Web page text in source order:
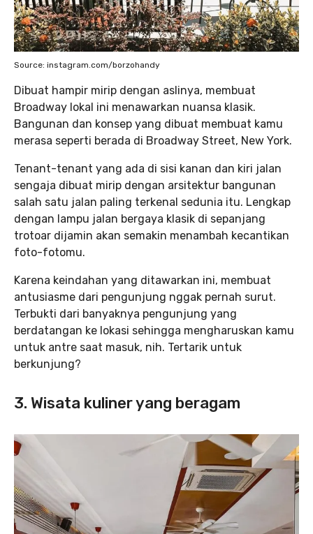
Source: instagram.com/borzohandy
Dibuat hampir mirip dengan aslinya, membuat
Broadway lokal ini menawarkan nuansa klasik.
Bangunan dan konsep yang dibuat membuat kamu
merasa seperti berada di Broadway Street, New York.
Tenant-tenant yang ada di sisi kanan dan kiri jalan
sengaja dibuat mirip dengan arsitektur bangunan
salah satu jalan paling terkenal sedunia itu. Lengkap
dengan lampu jalan bergaya klasik di sepanjang
trotoar dijamin akan semakin menambah kecantikan
foto-fotomu.
Karena keindahan yang ditawarkan ini, membuat
antusiasme dari pengunjung nggak pernah surut.
Terbukti dari banyaknya pengunjung yang
berdatangan ke lokasi sehingga mengharuskan kamu
untuk antre saat masuk, nih. Tertarik untuk
berkunjung?
3. Wisata kuliner yang beragam